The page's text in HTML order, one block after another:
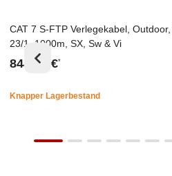
Top
CAT 7 S-FTP Verlegekabel,
23/1, 1000m, SX, Sw & Vi
844,25 €*
Knapper Lagerbestand